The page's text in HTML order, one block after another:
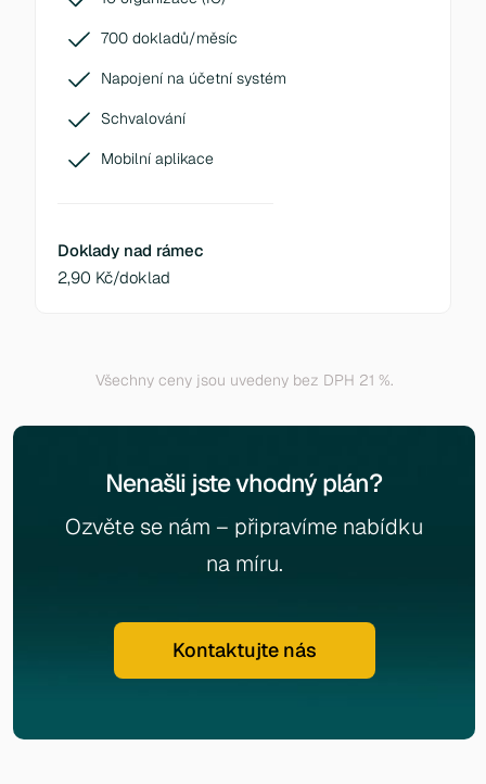
700 dokladů/měsíc
Napojení na účetní systém
Schvalování
Mobilní aplikace
Doklady nad rámec
2,90 Kč/doklad
Všechny ceny jsou uvedeny bez DPH 21 %.
Nenašli jste vhodný plán?
Ozvěte se nám – připravíme nabídku
na míru.
Kontaktujte nás